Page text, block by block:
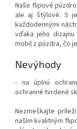
Naše flipové
ale aj štýlové. S
každodennými
vďaka jeho
mobil z púzdra, čo
Nevýhody
- na úplnú
ochranné tvrdené
Nezmeškajte
naším kvalitným